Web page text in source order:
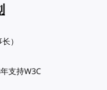
）
支持W3C